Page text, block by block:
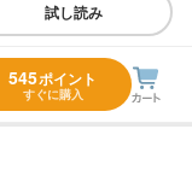
試し読み
545ポイント
すぐに購入